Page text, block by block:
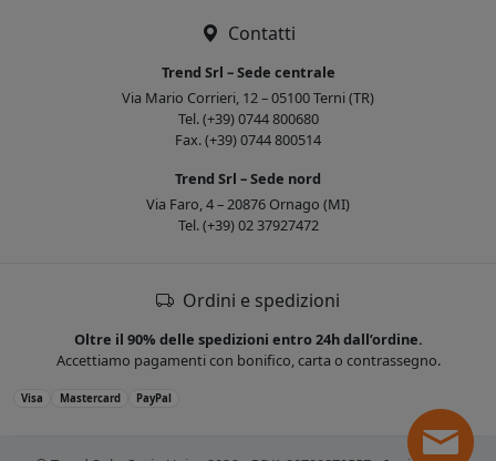
Contatti
Trend Srl – Sede centrale
Via Mario Corrieri, 12 – 05100 Terni (TR)
Tel. (+39) 0744 800680
Fax. (+39) 0744 800514
Trend Srl – Sede nord
Via Faro, 4 – 20876 Ornago (MI)
Tel. (+39) 02 37927472
Ordini e spedizioni
Oltre il 90% delle spedizioni entro 24h dall’ordine.
Accettiamo pagamenti con bonifico, carta o contrassegno.
Visa Mastercard PayPal